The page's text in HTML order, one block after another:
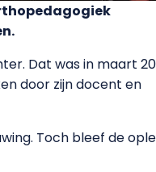
Dat was in maart
door zijn docent en
Toch bleef de